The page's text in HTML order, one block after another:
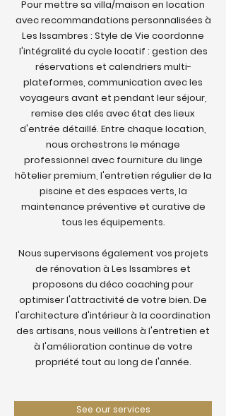
Pour mettre sa villa/maison en location
avec recommandations personnalisées à
Les Issambres : Style de Vie coordonne
l'intégralité du cycle locatif : gestion des
réservations et calendriers multi-
plateformes, communication avec les
voyageurs avant et pendant leur séjour,
remise des clés avec état des lieux
d'entrée détaillé. Entre chaque location,
nous orchestrons le ménage
professionnel avec fourniture du linge
hôtelier premium, l'entretien régulier de la
piscine et des espaces verts, la
maintenance préventive et curative de
tous les équipements.
Nous supervisons également vos projets
de rénovation à Les Issambres et
proposons du déco coaching pour
optimiser l'attractivité de votre bien. De
l'architecture d'intérieur à la coordination
des artisans, nous veillons à l'entretien et
à l'amélioration continue de votre
propriété tout au long de l'année.
See our services